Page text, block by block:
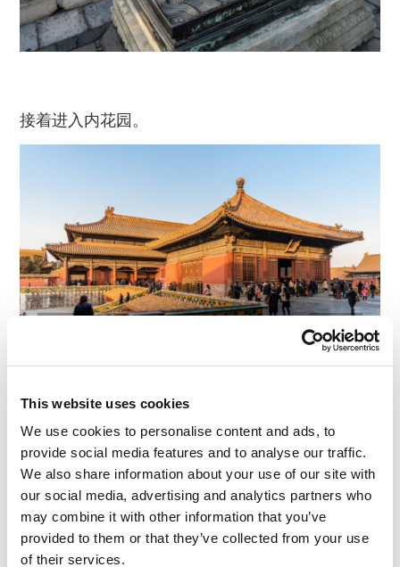
This website uses cookies
We use cookies to personalise content and ads, to
provide social media features and to analyse our traffic.
We also share information about your use of our site with
our social media, advertising and analytics partners who
may combine it with other information that you’ve
provided to them or that they’ve collected from your use
of their services.
接着进入内花园。
现在你仔细观察一下这个建筑结构……